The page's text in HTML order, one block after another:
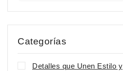
Categorías
Detalles que Unen Estilo y